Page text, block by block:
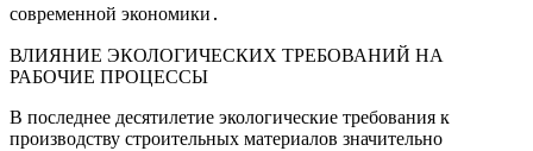
современной экономики․
ВЛИЯНИЕ ЭКОЛОГИЧЕСКИХ ТРЕБОВАНИЙ НА
РАБОЧИЕ ПРОЦЕССЫ
В последнее десятилетие экологические требования к
производству строительных материалов значительно